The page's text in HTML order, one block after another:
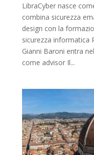
LibraCyber nasce
combina sicurezza
design con la
sicurezza informatica
Gianni Baroni entra
come advisor Il...